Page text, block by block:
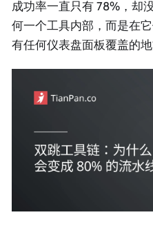
成功率一直只有 78%，却
何一个工具内部，而是在
有任何仪表盘面板覆盖的地